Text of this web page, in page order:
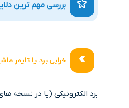
بررسی مهم‌ ترین
خرابی برد یا تایمر
برد الکترونیکی (یا در نسخه